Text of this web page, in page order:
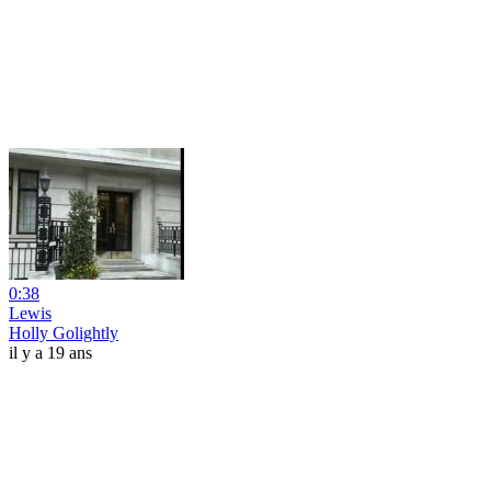
0:38
Lewis
Holly Golightly
il y a 19 ans